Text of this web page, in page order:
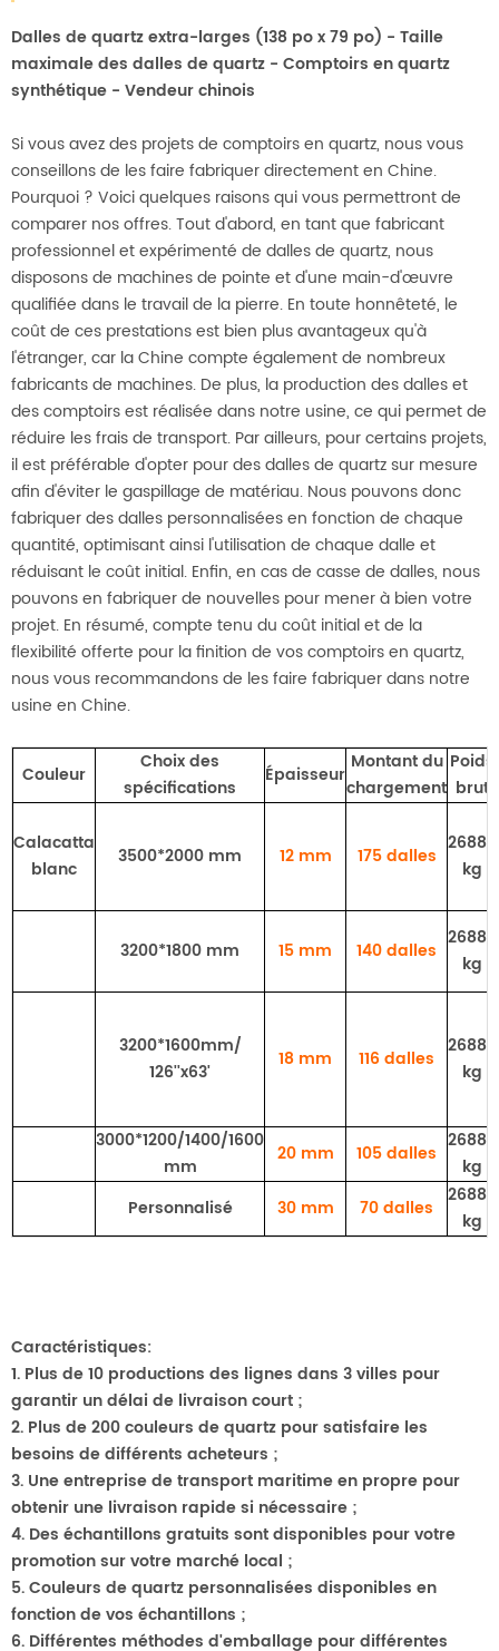
Dalles de quartz extra-larges (138 po x 79 po) - Taille
maximale des dalles de quartz - Comptoirs en quartz
synthétique - Vendeur chinois
Si vous avez des projets de comptoirs en quartz, nous vous
conseillons de les faire fabriquer directement en Chine.
Pourquoi ? Voici quelques raisons qui vous permettront de
comparer nos offres. Tout d'abord, en tant que fabricant
professionnel et expérimenté de dalles de quartz, nous
disposons de machines de pointe et d'une main-d'œuvre
qualifiée dans le travail de la pierre. En toute honnêteté, le
coût de ces prestations est bien plus avantageux qu'à
l'étranger, car la Chine compte également de nombreux
fabricants de machines. De plus, la production des dalles et
des comptoirs est réalisée dans notre usine, ce qui permet de
réduire les frais de transport. Par ailleurs, pour certains projets,
il est préférable d'opter pour des dalles de quartz sur mesure
afin d'éviter le gaspillage de matériau. Nous pouvons donc
fabriquer des dalles personnalisées en fonction de chaque
quantité, optimisant ainsi l'utilisation de chaque dalle et
réduisant le coût initial. Enfin, en cas de casse de dalles, nous
pouvons en fabriquer de nouvelles pour mener à bien votre
projet. En résumé, compte tenu du coût initial et de la
flexibilité offerte pour la finition de vos comptoirs en quartz,
nous vous recommandons de les faire fabriquer dans notre
usine en Chine.
Couleur
Choix des
spécifications
Épaisseur
Montant du
chargement
Poids
brut
Calacatta
blanc
3500*2000 mm 12 mm 175dalles
26880
kg
3200*1800 mm 15 mm 140 dalles
26880
kg
3200*1600mm/
126''x63'
18 mm 116 dalles
26880
kg
3000*1200/1400/1600
mm
20 mm 105 dalles
26880
kg
Personnalisé
30 mm 70 dalles
26880
kg
Caractéristiques:
1. Plus de 10 productions des lignes dans 3 villes pour
garantir un délai de livraison court ;
2. Plus de 200 couleurs de quartz pour satisfaire les
besoins de différents acheteurs ;
3. Une entreprise de transport maritime en propre pour
obtenir une livraison rapide si nécessaire ;
4. Des échantillons gratuits sont disponibles pour votre
promotion sur votre marché local ;
5. Couleurs de quartz personnalisées disponibles en
fonction de vos échantillons ;
6. Différentes méthodes d'emballage pour différentes